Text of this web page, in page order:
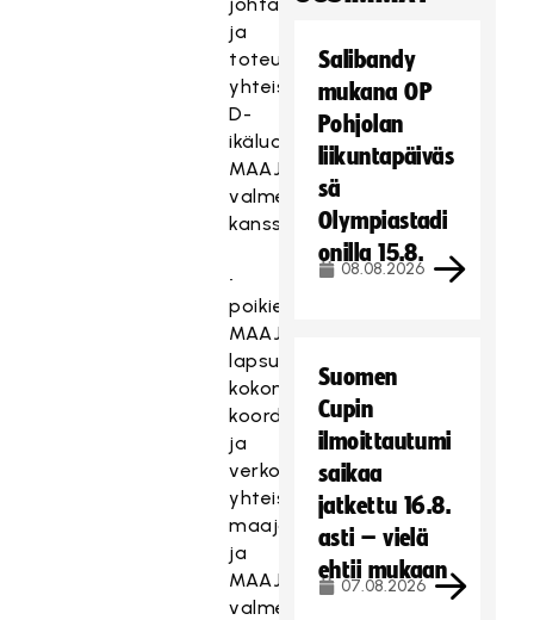
ja
toteutuksesta
yhteistyössä
D-
ikäluokan
MAAJOUKKUETIE-
valmentajien
kanssa.
•
poikien
MAAJOUKKUETIEN
lapsuusvaiheen
kokonaisuuden
koordinoinnista
ja
verkostotoiminnasta
yhteistyössä
maajoukkue-
ja
MAAJOUKKUETIE-
valmentajien
Salibandy
mukana OP
Pohjolan
liikuntapäiväs
sä
Olympiastadi
onilla 15.8.
08.08.2026
Suomen
Cupin
ilmoittautumi
saikaa
jatkettu 16.8.
asti – vielä
ehtii mukaan
07.08.2026